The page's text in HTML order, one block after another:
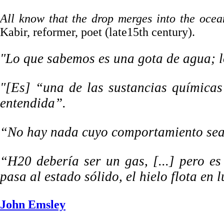
All know that the drop merges into the
Kabir, reformer, poet (late15th century).
"Lo que sabemos es una gota de
"[Es] “una de las sustancias
entendida”.
“No hay nada cuyo comportamiento
“H20 debería ser un gas, [...] pero
pasa al estado sólido, el hielo flota en
John Emsley